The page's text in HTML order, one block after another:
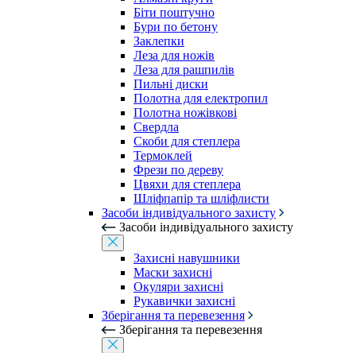
Біти поштучно
Бури по бетону
Заклепки
Леза для ножів
Леза для рашпилів
Пильні диски
Полотна для електропил
Полотна ножівкові
Свердла
Скоби для степлера
Термоклей
Фрези по дереву
Цвяхи для степлера
Шліфпапір та шліфлисти
Засоби індивідуального захисту
Засоби індивідуального захисту
Захисні навушники
Маски захисні
Окуляри захисні
Рукавички захисні
Зберігання та перевезення
Зберігання та перевезення